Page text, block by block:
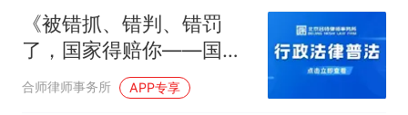
么？
《被错抓、错判、错罚
了，国家得赔你——国家
赔偿申请全攻略》
合师律师事务所 APP专享